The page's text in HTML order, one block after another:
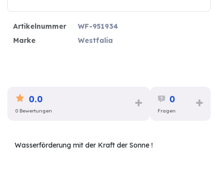
Artikelnummer
WF-951934
Marke
Westfalia
0.0
0 Bewertungen
0
Fragen
Wasserförderung mit der Kraft der Sonne !